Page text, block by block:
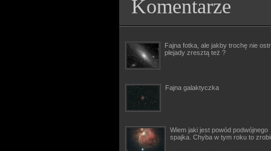
Komentarze
Fajna fotka, ale jakby trochę nie
plejady zresztą też ?
Fajna galaktyczka
Wiem jaki jest powód podwójnego
spajka. Chyba w tym roku to